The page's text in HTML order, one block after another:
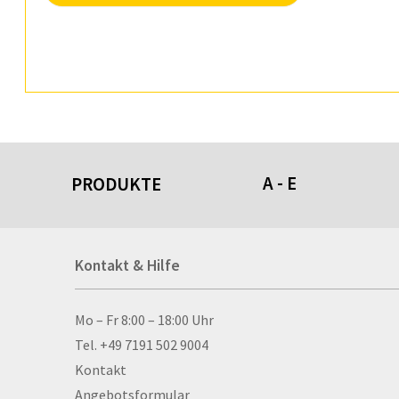
PRODUKTE A - E
Allwetterplakate
Kontakt & Hilfe
Kontakt & Hilfe
Mo – Fr 8:00 – 18:00 Uhr
Tel. +49 7191 502 9004
Kontakt
Angebotsformular